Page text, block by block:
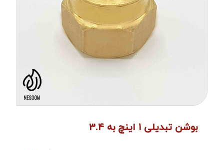
بوشن تبدیلی ۱ اینچ به ۳.۴